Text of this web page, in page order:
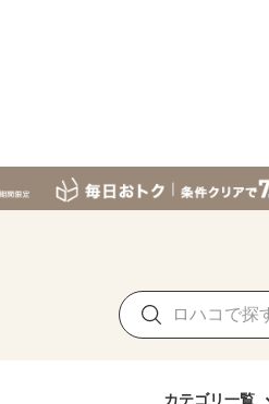
カテゴリ一覧